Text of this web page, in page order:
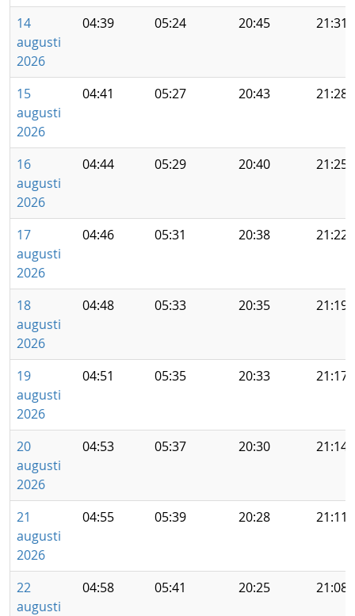
14
augusti
2026
04:39 05:24 20:45 21:31
15
augusti
2026
04:41 05:27 20:43 21:28
16
augusti
2026
04:44 05:29 20:40 21:25
17
augusti
2026
04:46 05:31 20:38 21:22
18
augusti
2026
04:48 05:33 20:35 21:19
19
augusti
2026
04:51 05:35 20:33 21:17
20
augusti
2026
04:53 05:37 20:30 21:14
21
augusti
2026
04:55 05:39 20:28 21:11
22
augusti
04:58 05:41 20:25 21:08